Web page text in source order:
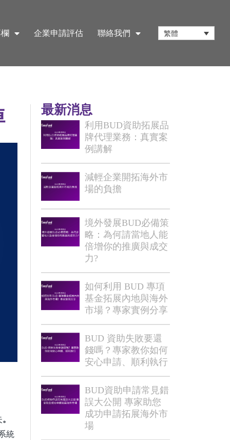
企業申請評估 聯絡我們 繁體
。
統
最新消息
利用BUD資助拓展品
牌代理業務：真實案
例講解
減輕企業開拓海外市
場的負擔
境外發展BUD必備策
略：為何請當地人能
倍增你的推廣與成交
力?
如何利用 BUD 專項
基金拓展內地與海外
市場？專家實例分享
BUD 資助失敗要還
錢嗎？專家教你如何
安心申請、順利執行
BUD資助申請常見錯
誤大公開 專家助您
成功申請拓展海外市
場